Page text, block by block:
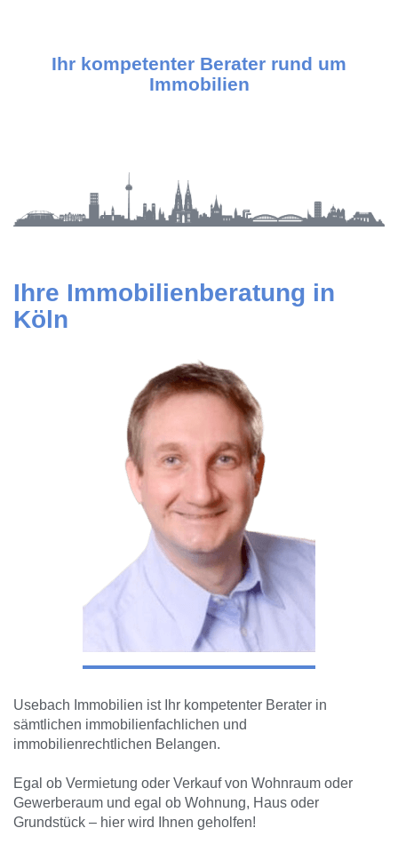
Ihr kompetenter Berater rund um
Immobilien
Ihre Immobilienberatung in
Köln
Usebach Immobilien ist Ihr kompetenter Berater in
sämtlichen immobilienfachlichen und
immobilienrechtlichen Belangen.
Egal ob Vermietung oder Verkauf von Wohnraum oder
Gewerberaum und egal ob Wohnung, Haus oder
Grundstück – hier wird Ihnen geholfen!